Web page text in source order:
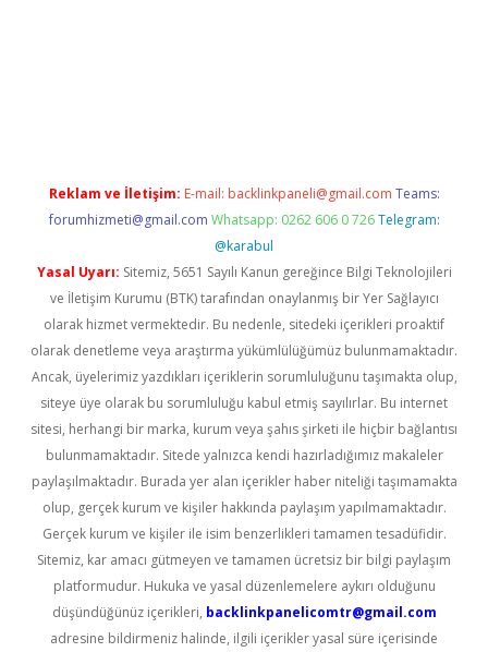
Reklam ve İletişim: E-mail: backlinkpaneli@gmail.com Teams:
forumhizmeti@gmail.com Whatsapp: 0262 606 0 726 Telegram:
@karabul
Yasal Uyarı: Sitemiz, 5651 Sayılı Kanun gereğince Bilgi Teknolojileri
ve İletişim Kurumu (BTK) tarafından onaylanmış bir Yer Sağlayıcı
olarak hizmet vermektedir. Bu nedenle, sitedeki içerikleri proaktif
olarak denetleme veya araştırma yükümlülüğümüz bulunmamaktadır.
Ancak, üyelerimiz yazdıkları içeriklerin sorumluluğunu taşımakta olup,
siteye üye olarak bu sorumluluğu kabul etmiş sayılırlar. Bu internet
sitesi, herhangi bir marka, kurum veya şahıs şirketi ile hiçbir bağlantısı
bulunmamaktadır. Sitede yalnızca kendi hazırladığımız makaleler
paylaşılmaktadır. Burada yer alan içerikler haber niteliği taşımamakta
olup, gerçek kurum ve kişiler hakkında paylaşım yapılmamaktadır.
Gerçek kurum ve kişiler ile isim benzerlikleri tamamen tesadüfidir.
Sitemiz, kar amacı gütmeyen ve tamamen ücretsiz bir bilgi paylaşım
platformudur. Hukuka ve yasal düzenlemelere aykırı olduğunu
düşündüğünüz içerikleri, backlinkpanelicomtr@gmail.com
adresine bildirmeniz halinde, ilgili içerikler yasal süre içerisinde